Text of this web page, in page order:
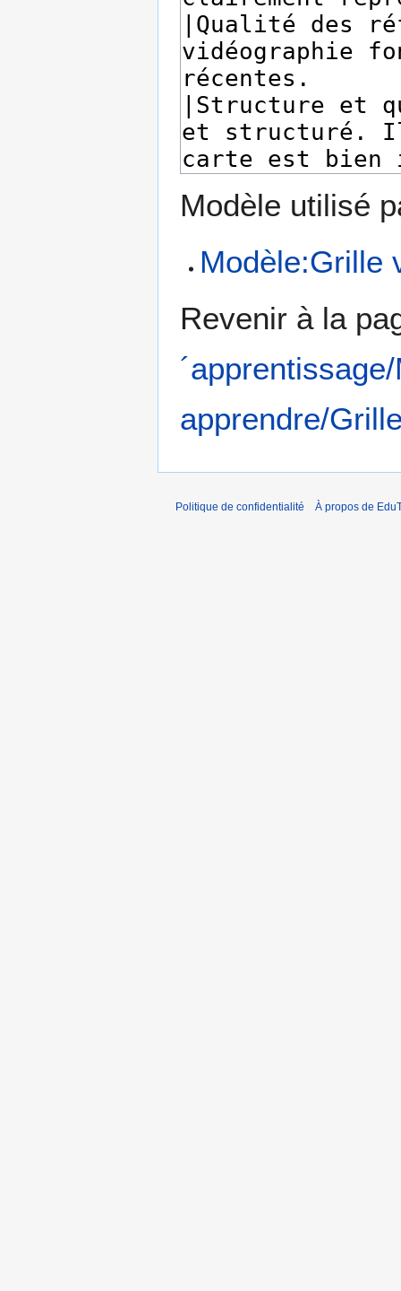
Modèle utilisé
Modèle:Grille
Revenir à la
apprendre/
Politique de confidentialité À propos de